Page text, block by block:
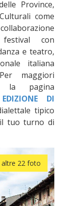
Province,
come
con
e teatro,
italiana
maggiori
la pagina
EDIZIONE DI
tipico
tuo turno di
altre 22 foto